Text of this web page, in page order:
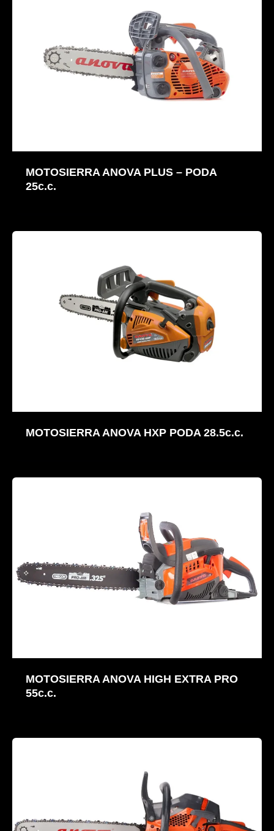
MOTOSIERRA ANOVA PLUS – PODA
25c.c.
MOTOSIERRA ANOVA HXP PODA 28.5c.c.
MOTOSIERRA ANOVA HIGH EXTRA PRO
55c.c.